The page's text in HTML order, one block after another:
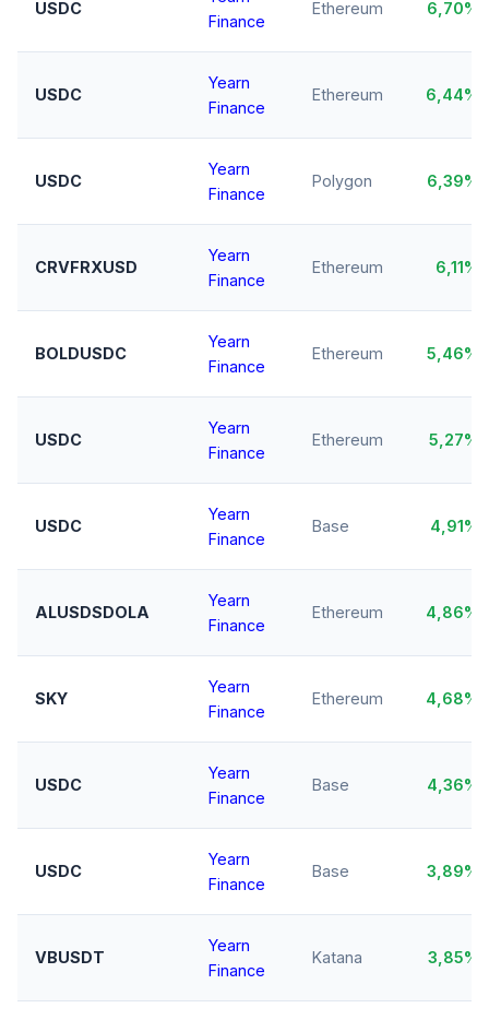
USDC
Finance
Ethereum 6,70%
USDC
Yearn
Finance
Ethereum 6,44%
USDC
Yearn
Finance
Polygon 6,39%
CRVFRXUSD
Yearn
Finance
Ethereum 6,11%
BOLDUSDC
Yearn
Finance
Ethereum 5,46%
USDC
Yearn
Finance
Ethereum 5,27%
USDC
Yearn
Finance
Base 4,91%
ALUSDSDOLA
Yearn
Finance
Ethereum 4,86%
SKY
Yearn
Finance
Ethereum 4,68%
USDC
Yearn
Finance
Base 4,36%
USDC
Yearn
Finance
Base 3,89%
VBUSDT
Yearn
Finance
Katana 3,85%